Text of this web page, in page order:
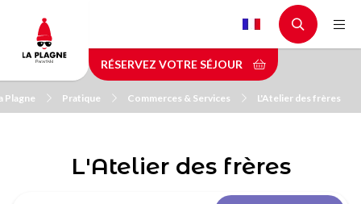
contenu
principal
RÉSERVEZ VOTRE SÉJOUR
Plagne Pratique Commerces & Services L'Atelier des frères
L'Atelier des frères